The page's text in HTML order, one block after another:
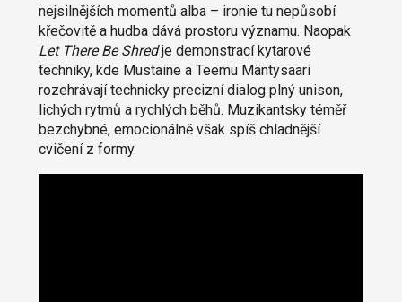
nejsilnějších momentů alba – ironie tu nepůsobí
křečovitě a hudba dává prostoru významu. Naopak
Let There Be Shredje demonstrací kytarové
techniky, kde Mustaine a Teemu Mäntysaari
rozehrávají technicky precizní dialog plný unison,
lichých rytmů a rychlých běhů. Muzikantsky téměř
bezchybné, emocionálně však spíš chladnější
cvičení z formy.